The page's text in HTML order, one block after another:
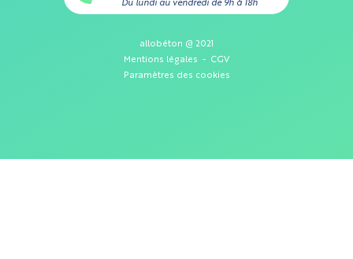
Du lundi au vendredi de 9h à 18h
allobéton @ 2021
Mentions légales - CGV
Paramètres des cookies